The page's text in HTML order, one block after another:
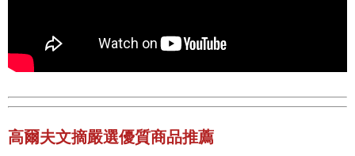
高爾夫文摘嚴選優質商品推薦